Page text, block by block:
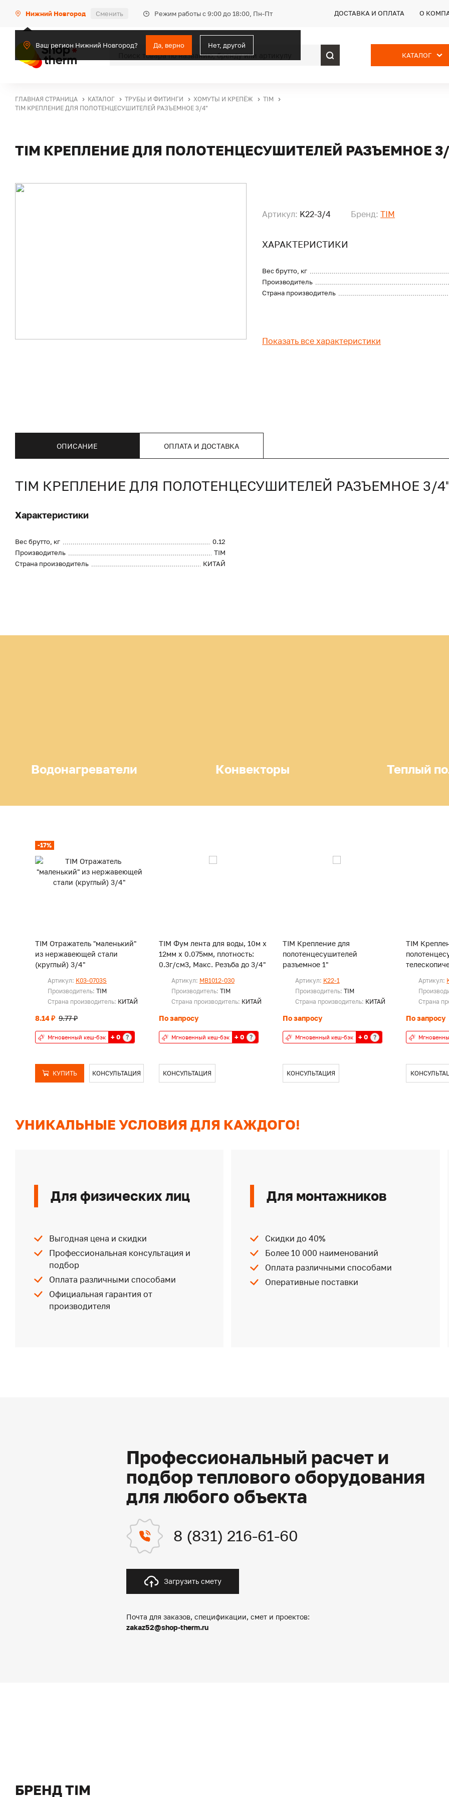
Нижний Новгород Сменить Режим работы с 9:00 до 18:00, Пн-Пт
Ваш регион Нижний Новгород? Да, верно Нет, другой
ДОСТАВКА И ОПЛАТА О
КАТАЛОГ
ГЛАВНАЯ СТРАНИЦА КАТАЛОГ ТРУБЫ И ФИТИНГИ ХОМУТЫ И КРЕПЁЖ
TIM
TIM КРЕПЛЕНИЕ ДЛЯ ПОЛОТЕНЦЕСУШИТЕЛЕЙ РАЗЪЕМНОЕ 3/4"
TIM КРЕПЛЕНИЕ ДЛЯ ПОЛОТЕНЦЕСУШИТЕЛЕЙ РАЗЪЕМНОЕ
Артикул: K22-3/4 Бренд: TIM
ХАРАКТЕРИСТИКИ
Вес брутто, кг
Производитель
Страна производитель
Показать все характеристики
ОПИСАНИЕ ОПЛАТА И ДОСТАВКА
TIM КРЕПЛЕНИЕ ДЛЯ ПОЛОТЕНЦЕСУШИТЕЛЕЙ РАЗЪЕМНОЕ 3/
Характеристики
Вес брутто, кг
0.12
Производитель
TIM
Страна производитель
КИТАЙ
Водонагреватели Конвекторы Теплый
-17%
TIM Отражатель "маленький"
из нержавеющей стали
(круглый) 3/4"
Артикул: K03-0703S
Производитель: TIM
Страна производитель: КИТАЙ
8.14 ₽ 9.77 ₽
Мгновенный кеш-бэк + 0 ?
КУПИТЬ КОНСУЛЬТАЦИЯ
TIM Фум лента для воды, 10м х
12мм х 0.075мм, плотность:
0.3г/см3, Макс. Резъба до 3/4"
Артикул: MB1012-030
Производитель: TIM
Страна производитель: КИТАЙ
По запросу
Мгновенный кеш-бэк + 0 ?
КОНСУЛЬТАЦИЯ
TIM Крепление для
полотенцесушителей
разъемное 1"
Артикул: K22-1
Производитель: TIM
Страна производитель: КИТАЙ
По запросу
Мгновенный кеш-бэк + 0 ?
КОНСУЛЬТАЦИЯ
TIM
Артикул:
Страна
По запросу
УНИКАЛЬНЫЕ УСЛОВИЯ ДЛЯ КАЖДОГО!
Для физических лиц
Выгодная цена и скидки
Профессиональная консультация и
подбор
Оплата различными способами
Официальная гарантия от
производителя
Для монтажников
Скидки до 40%
Более 10 000 наименований
Оплата различными способами
Оперативные поставки
Профессиональный расчет и
подбор теплового оборудования
для любого объекта
8 (831) 216-61-60
Загрузить смету
Почта для заказов, спецификации, смет и проектов:
zakaz52@shop-therm.ru
БРЕНД TIM